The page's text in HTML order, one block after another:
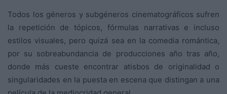
Todos los géneros y subgéneros cinematográficos sufren
la repetición de tópicos, fórmulas narrativas e incluso
estilos visuales, pero quizá sea en la comedia romántica,
por su sobreabundancia de producciones año tras año,
donde más cueste encontrar atisbos de originalidad o
singularidades en la puesta en escena que distingan a una